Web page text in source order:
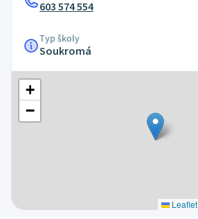
603 574 554
Typ školy
Soukromá
+
−
Leaflet